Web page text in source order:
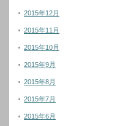
2015年12月
2015年11月
2015年10月
2015年9月
2015年8月
2015年7月
2015年6月